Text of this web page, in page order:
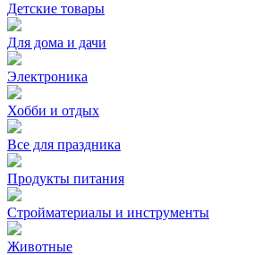
Детские товары
Для дома и дачи
Электроника
Хобби и отдых
Все для праздника
Продукты питания
Стройматериалы и инструменты
Животные